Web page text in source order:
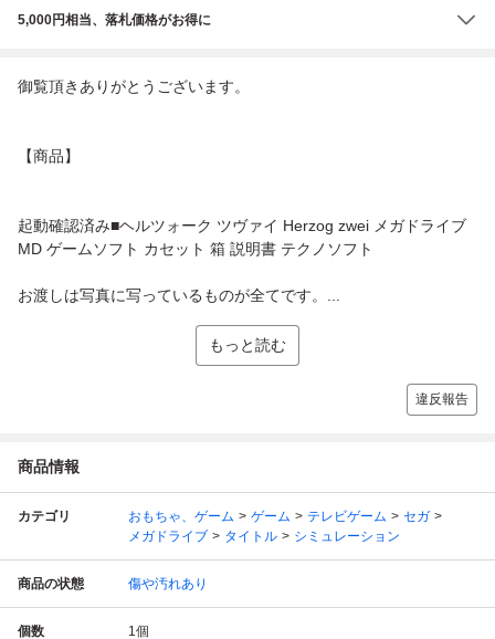
5,000円相当、落札価格がお得に
御覧頂きありがとうございます。
【商品】
起動確認済み■ヘルツォーク ツヴァイ Herzog zwei メガドライブ
MD ゲームソフト カセット 箱 説明書 テクノソフト
お渡しは写真に写っているものが全てです。...
もっと読む
違反報告
商品情報
カテゴリ おもちゃ、ゲーム ゲーム テレビゲーム
セガ
メガドライブ
タイトル シミュレーション
商品の状態 傷や汚れあり
個数 1個